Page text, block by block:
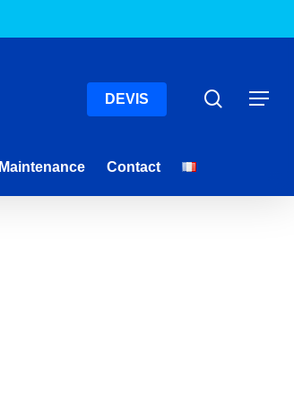
DEVIS Menu
Maintenance Contact